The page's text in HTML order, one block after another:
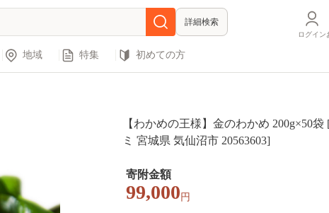
詳細検索
ログイン
地域 特集 初めての方
【わかめの王様】金のわかめ 200g×50袋
ミ 宮城県 気仙沼市 20563603]
寄附金額
99,000 円